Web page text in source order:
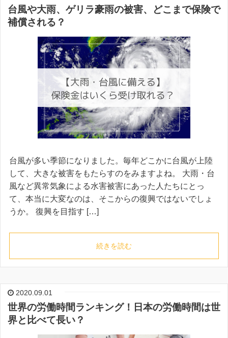
台風や大雨、ゲリラ豪雨の被害、どこまで保険で
補償される？
台風が多い季節になりました。毎年どこかに台風が上陸
して、大きな被害をもたらすのをみますよね。 大雨・台
風など異常気象による水害被害にあった人たちにとっ
て、本当に大変なのは、そこからの復興ではないでしょ
うか。 復興を目指す […]
続きを読む
2020.09.01
世界の労働時間ランキング！日本の労働時間は世
界と比べて長い？